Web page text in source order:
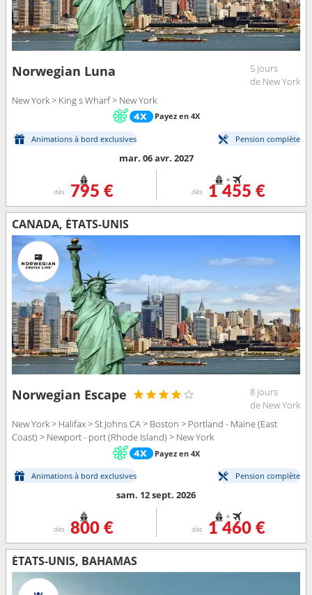
Norwegian Luna
5 jours
de New York
New York > King s Wharf > New York
Payez en 4X
Animations à bord exclusives Pension complète
mar. 06 avr. 2027
dès 795 €
+
dès 1 455 €
CANADA, ÉTATS-UNIS
Norwegian Escape
8 jours
de New York
New York > Halifax > St Johns CA > Boston > Portland - Maine (East
Coast) > Newport - port (Rhode Island) > New York
Payez en 4X
Animations à bord exclusives Pension complète
sam. 12 sept. 2026
dès 800 €
+
dès 1 460 €
ÉTATS-UNIS, BAHAMAS